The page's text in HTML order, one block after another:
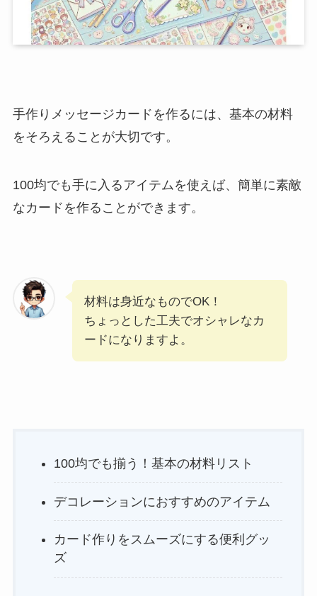
手作りメッセージカードを作るには、基本の材料
をそろえることが大切です。
100均でも手に入るアイテムを使えば、簡単に素敵
なカードを作ることができます。
材料は身近なものでOK！
ちょっとした工夫でオシャレなカ
ードになりますよ。
100均でも揃う！基本の材料リスト
デコレーションにおすすめのアイテム
カード作りをスムーズにする便利グッ
ズ